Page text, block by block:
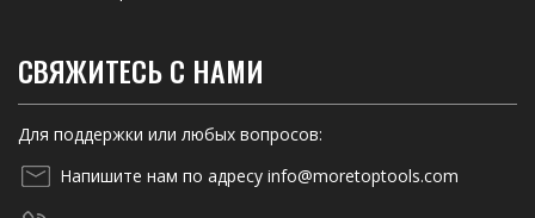
СВЯЖИТЕСЬ С НАМИ
Для поддержки или любых вопросов:
Напишите нам по адресу info@moretoptools.com